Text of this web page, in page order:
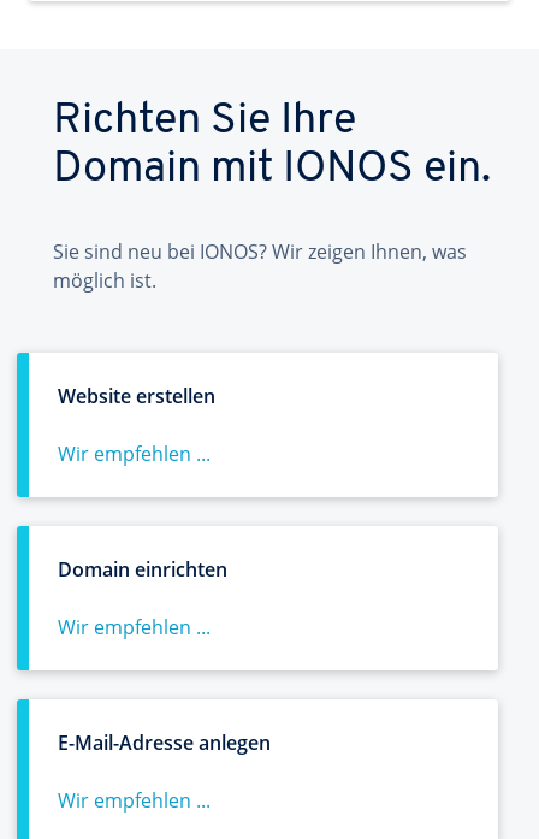
Richten Sie Ihre
Domain mit IONOS ein.
Sie sind neu bei IONOS? Wir zeigen Ihnen, was
möglich ist.
Website erstellen
Wir empfehlen ...
Domain einrichten
Wir empfehlen ...
E-Mail-Adresse anlegen
Wir empfehlen ...